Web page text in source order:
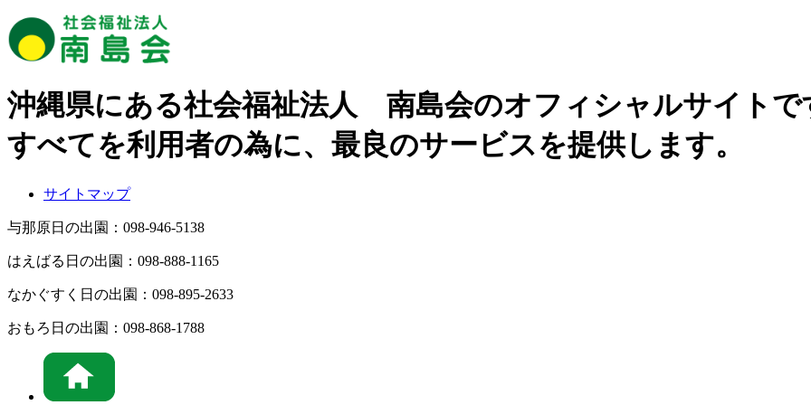
沖縄県にある社会福祉法人 南島会のオフィシャルサイトで
すべてを利用者の為に、最良のサービスを提供します。
サイトマップ
与那原日の出園： 098-946-5138
はえばる日の出園： 098-888-1165
なかぐすく日の出園： 098-895-2633
おもろ日の出園： 098-868-1788